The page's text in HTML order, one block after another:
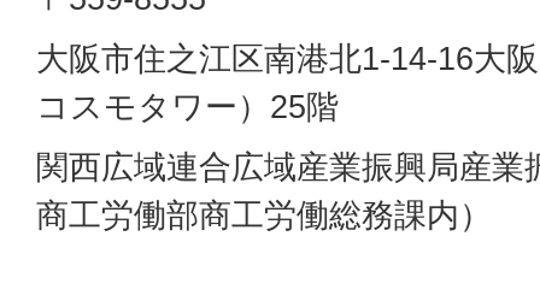
大阪市住之江区南港北1-14-16大
コスモタワー）25階
関西広域連合広域産業振興局産
商工労働部商工労働総務課内）